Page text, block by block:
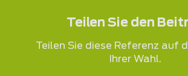
Teilen Sie den
Teilen Sie diese Referenz auf
Ihrer Wahl.